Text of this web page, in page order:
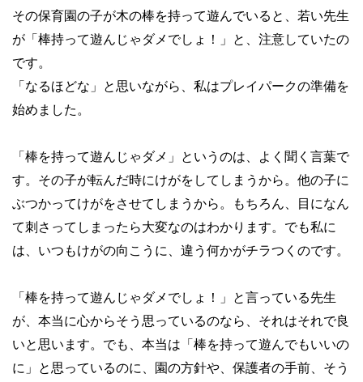
その保育園の子が木の棒を持って遊んでいると、若い先生
が「棒持って遊んじゃダメでしょ！」と、注意していたの
です。
「なるほどな」と思いながら、私はプレイパークの準備を
始めました。
「棒を持って遊んじゃダメ」というのは、よく聞く言葉で
す。その子が転んだ時にけがをしてしまうから。他の子に
ぶつかってけがをさせてしまうから。もちろん、目になん
て刺さってしまったら大変なのはわかります。でも私に
は、いつもけがの向こうに、違う何かがチラつくのです。
「棒を持って遊んじゃダメでしょ！」と言っている先生
が、本当に心からそう思っているのなら、それはそれで良
いと思います。でも、本当は「棒を持って遊んでもいいの
に」と思っているのに、園の方針や、保護者の手前、そう